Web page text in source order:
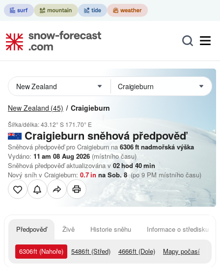
New Zealand (45) Craigieburn
Šířka/délka:43.12° S 171.70° E
Craigieburn sněhová předpověď
Sněhová předpověď pro Craigieburn na 6306ft nadmořská výška
Vydáno: 11 am 08 Aug 2026 (místního času)
Sněhová předpověď aktualizována v 02hod40min
Nový sníh v Craigieburn: 0.7in na Sob. 8(po 9 PM místního času)
Předpověď Živě Historie sněhu Informace o středisku
6306ft (Nahoře) 5486ft (Střed) 4666ft (Dole) Mapy počasí